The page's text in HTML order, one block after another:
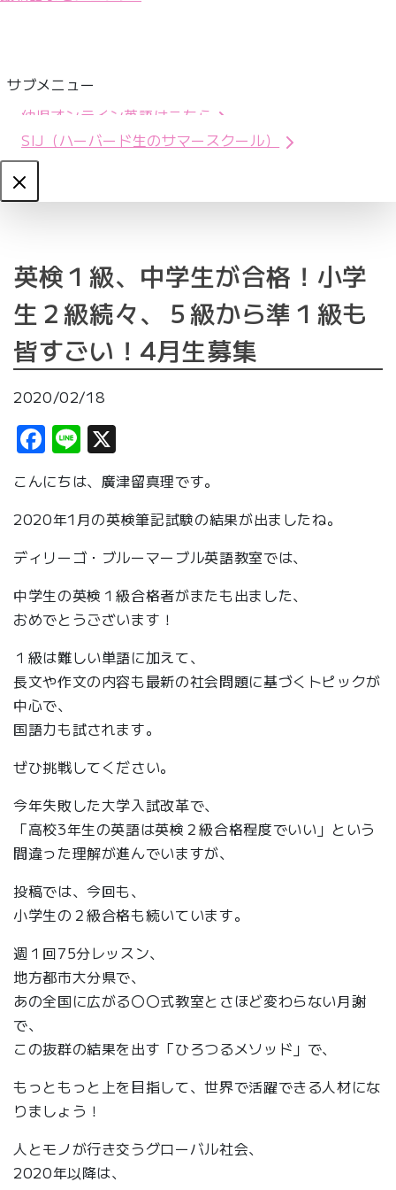
サブメニュー
幼児オンライン英語はこちら
SIJ（ハーバード生のサマースクール）
Close
英検１級、中学生が合格！小学
生２級続々、５級から準１級も
皆すごい！4月生募集
2020/02/18
Facebook
Line
こんにちは、廣津留真理です。
2020年1月の英検筆記試験の結果が出ましたね。
ディリーゴ・ブルーマーブル英語教室では、
中学生の英検１級合格者がまたも出ました、
おめでとうございます！
１級は難しい単語に加えて、
長文や作文の内容も最新の社会問題に基づくトピックが
中心で、
国語力も試されます。
ぜひ挑戦してください。
今年失敗した大学入試改革で、
「高校3年生の英語は英検２級合格程度でいい」という
間違った理解が進んでいますが、
投稿では、今回も、
小学生の２級合格も続いています。
週１回75分レッスン、
地方都市大分県で、
あの全国に広がる〇〇式教室とさほど変わらない月謝
で、
この抜群の結果を出す「ひろつるメソッド」で、
もっともっと上を目指して、世界で活躍できる人材にな
りましょう！
人とモノが行き交うグローバル社会、
2020年以降は、